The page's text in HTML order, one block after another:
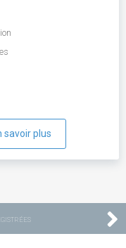
savoir plus